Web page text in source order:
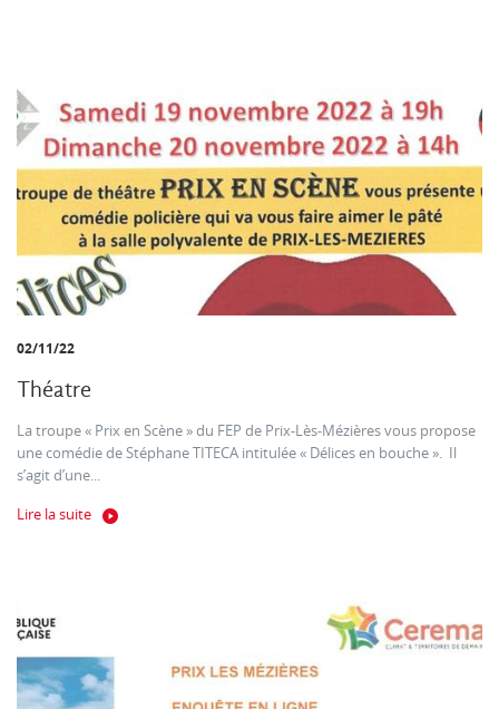
02/11/22
Théatre
La troupe « Prix en Scène » du FEP de Prix-Lès-Mézières vous propose
une comédie de Stéphane TITECA intitulée « Délices en bouche ». Il
s’agit d’une...
Lire la suite